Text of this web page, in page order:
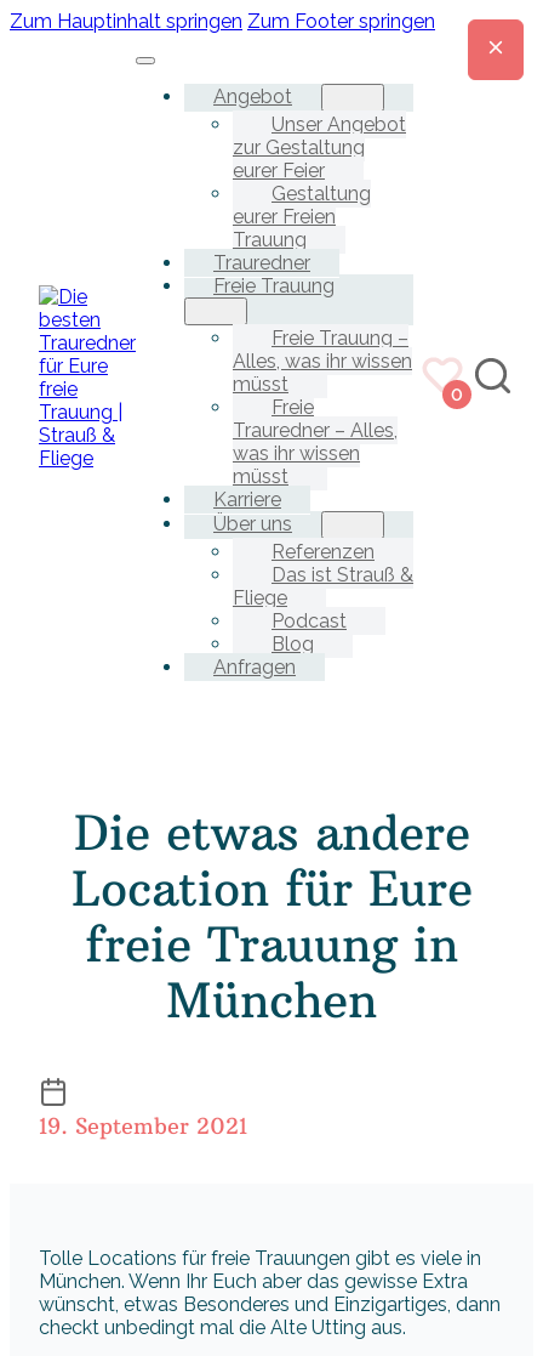
Zum Hauptinhalt springen Zum Footer springen
Angebot
Unser Angebot
zur Gestaltung
eurer Feier
Gestaltung
eurer Freien
Trauung
Trauredner
Freie Trauung
Freie Trauung –
Alles, was ihr wissen
müsst
Freie
Trauredner – Alles,
was ihr wissen
müsst
Karriere
Über uns
Referenzen
Das ist Strauß &
Fliege
Podcast
Blog
Anfragen
0
Die etwas andere
Location für Eure
freie Trauung in
München
19. September 2021
Tolle Locations für freie Trauungen gibt es viele in
München. Wenn Ihr Euch aber das gewisse Extra
wünscht, etwas Besonderes und Einzigartiges, dann
checkt unbedingt mal die Alte Utting aus.